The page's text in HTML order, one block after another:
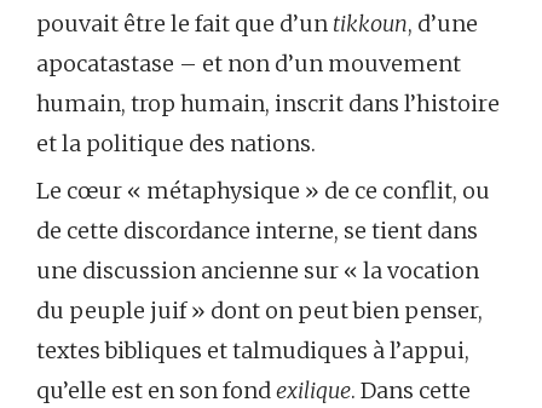
pouvait être le fait que d’un tikkoun, d’une
apocatastase – et non d’un mouvement
humain, trop humain, inscrit dans l’histoire
et la politique des nations.
Le cœur « métaphysique » de ce conflit, ou
de cette discordance interne, se tient dans
une discussion ancienne sur « la vocation
du peuple juif » dont on peut bien penser,
textes bibliques et talmudiques à l’appui,
qu’elle est en son fondexilique. Dans cette